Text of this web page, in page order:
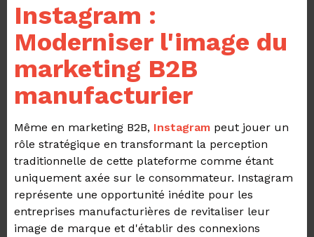
Instagram :
Moderniser l'image du
marketing B2B
manufacturier
Même en marketing B2B, Instagram peut jouer un
rôle stratégique en transformant la perception
traditionnelle de cette plateforme comme étant
uniquement axée sur le consommateur. Instagram
représente une opportunité inédite pour les
entreprises manufacturières de revitaliser leur
image de marque et d'établir des connexions